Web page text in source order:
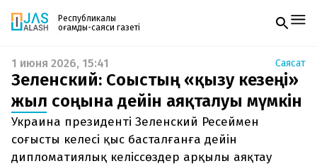
Республикалық
қоғамдық-саяси газеті
Жаңалықтар
Спорт
Live
Руханият
Аймақ
Архив
Заң және тәртіп
Газетке жазылу
PDF форматтағы газетті ай сайын электронды
поштаңызға алып отырыңыз. Жаңа нөмір
шыққан сәтте сізге бірден жіберіледі. Тек email
енгізіңіз, біз қалғанын өзіміз жібереміз.
1 июня 2026, 15:41 Саясат
Зеленский: Соғыстың «қызу кезеңі»
жыл соңына дейін аяқталуы мүмкін
Украина президенті Зеленский Ресеймен
соғысты келесі қыс басталғанға дейін
дипломатиялық келіссөздер арқылы аяқтау